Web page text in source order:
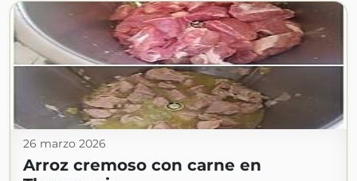
26 marzo 2026
Arroz cremoso con carne en